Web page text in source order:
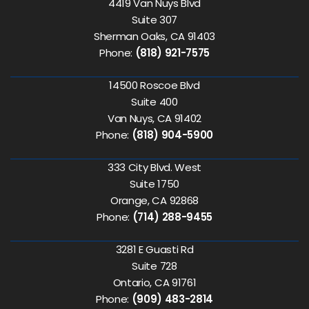
Suite 307
Sherman Oaks, CA 91403
Phone: (818) 921-7575
14500 Roscoe Blvd
Suite 400
Van Nuys, CA 91402
Phone: (818) 904-5900
333 City Blvd. West
Suite 1750
Orange, CA 92868
Phone: (714) 288-9455
3281 E Guasti Rd
Suite 728
Ontario, CA 91761
Phone: (909) 483-2814